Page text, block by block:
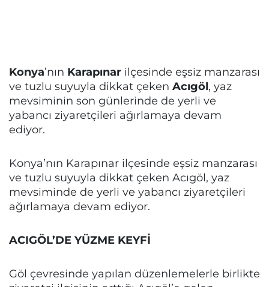
Konya’nın Karapınar ilçesinde eşsiz manzarası
ve tuzlu suyuyla dikkat çeken Acıgöl, yaz
mevsiminin son günlerinde de yerli ve
yabancı ziyaretçileri ağırlamaya devam
ediyor.
Konya’nın Karapınar ilçesinde eşsiz manzarası
ve tuzlu suyuyla dikkat çeken Acıgöl, yaz
mevsiminde de yerli ve yabancı ziyaretçileri
ağırlamaya devam ediyor.
ACIGÖL’DE YÜZME KEYFİ
Göl çevresinde yapılan düzenlemelerle birlikte